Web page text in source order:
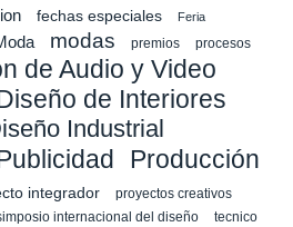
fechas especiales Feria
modas premios procesos
de Audio y Video
de Interiores
Industrial
Producción
integrador proyectos creativos
internacional del diseño
tecnico